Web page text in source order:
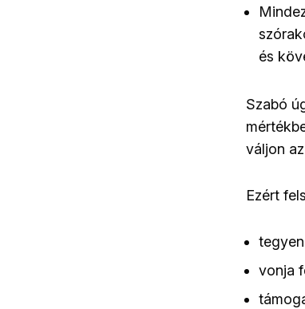
és
Szabó
váljon az
Ezért
vonja